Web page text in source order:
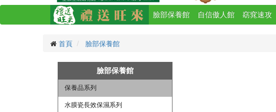
臉部保養館 自信傲人館 窈窕速攻
首頁 臉部保養館
臉部保養館
保養品系列
水膜瓷長效保濕系列